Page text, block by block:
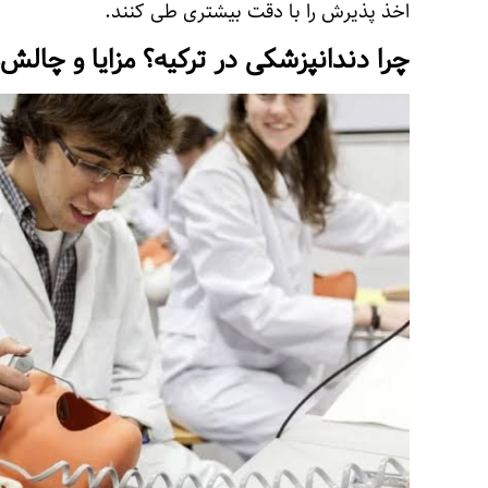
اخذ پذیرش را با دقت بیشتری طی کنند.
چرا دندانپزشکی در ترکیه؟ مزایا و